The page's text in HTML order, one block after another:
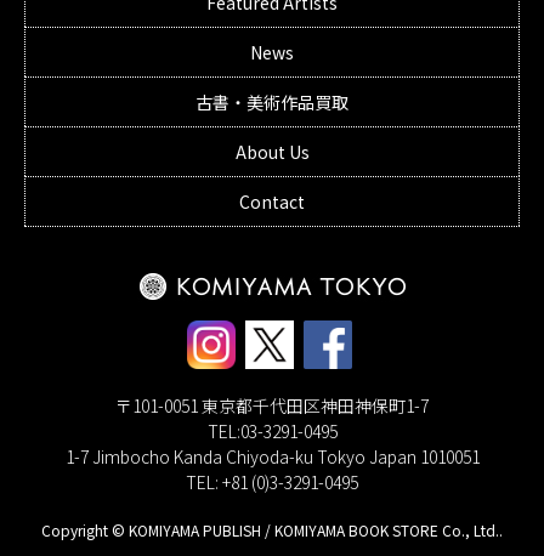
News
古書・美術作品買取
About Us
Contact
〒101-0051 東京都千代田区神田神保町1-7
TEL:03-3291-0495
1-7 Jimbocho Kanda Chiyoda-ku Tokyo Japan 1010051
TEL: +81 (0)3-3291-0495
Copyright © KOMIYAMA PUBLISH / KOMIYAMA BOOK STORE Co., Ltd..